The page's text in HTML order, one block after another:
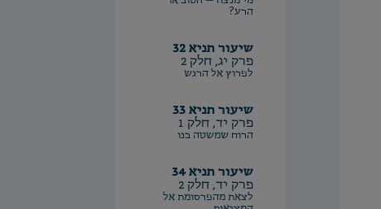
הרע?
שיעור תניא 32
פרק יג, חלק 2
לפרוץ אל הרגש
שיעור תניא 33
פרק יד, חלק 1
הרוח שמשטה בנו
שיעור תניא 34
פרק יד, חלק 2
לצאת מהפרסומת אל